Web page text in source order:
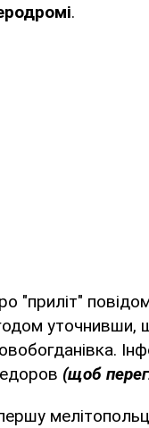
.
"приліт"
уточнивши,
(щоб